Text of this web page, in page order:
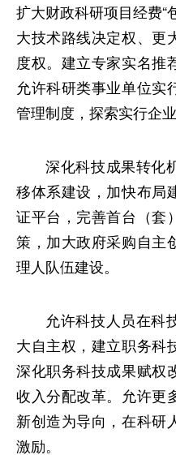
扩大财政科研项目经费“
大技术路线决定权、更
度权。建立专家实名推
允许科研类事业单位实
管理制度，探索实行企业
深化科技成果转化
移体系建设，加快布局
证平台，完善首台（套
策，加大政府采购自主
理人队伍建设。
允许科技人员在科
大自主权，建立职务科
深化职务科技成果赋权
收入分配改革。允许更
新创造为导向，在科研
激励。